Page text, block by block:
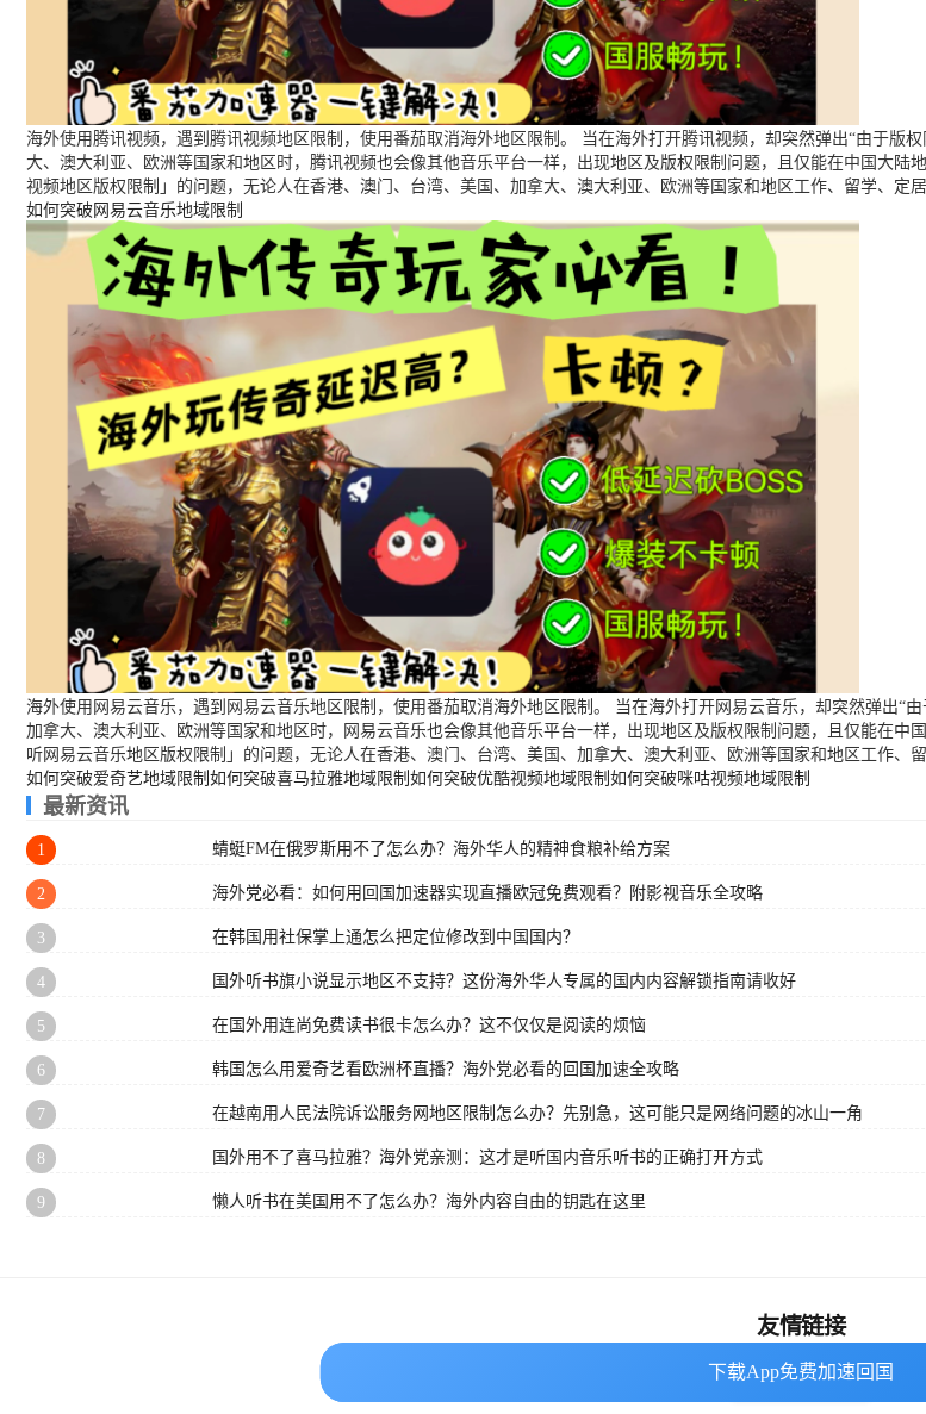
海外使用腾讯视频，遇到腾讯视频地区限制，使用番茄取消海外地区限制。 当在海外打开腾讯视频，却突然弹出“由于版
大、澳大利亚、欧洲等国家和地区时，腾讯视频也会像其他音乐平台一样，出现地区及版权限制问题，且仅能在中国大
视频地区版权限制」的问题，无论人在香港、澳门、台湾、美国、加拿大、澳大利亚、欧洲等国家和地区工作、留学、定
如何突破网易云音乐地域限制
海外使用网易云音乐，遇到网易云音乐地区限制，使用番茄取消海外地区限制。 当在海外打开网易云音乐，却突然弹出“
加拿大、澳大利亚、欧洲等国家和地区时，网易云音乐也会像其他音乐平台一样，出现地区及版权限制问题，且仅能在
听网易云音乐地区版权限制」的问题，无论人在香港、澳门、台湾、美国、加拿大、澳大利亚、欧洲等国家和地区工作、
如何突破爱奇艺地域限制 如何突破喜马拉雅地域限制 如何突破优酷视频地域限制 如何突破咪咕视频地域限制
最新资讯
1 蜻蜓FM在俄罗斯用不了怎么办？海外华人的精神食粮补给方案
2 海外党必看：如何用回国加速器实现直播欧冠免费观看？附影视音乐全攻略
3 在韩国用社保掌上通怎么把定位修改到中国国内？
4 国外听书旗小说显示地区不支持？这份海外华人专属的国内内容解锁指南请收好
5 在国外用连尚免费读书很卡怎么办？这不仅仅是阅读的烦恼
6 韩国怎么用爱奇艺看欧洲杯直播？海外党必看的回国加速全攻略
7 在越南用人民法院诉讼服务网地区限制怎么办？先别急，这可能只是网络问题的冰山一角
8 国外用不了喜马拉雅？海外党亲测：这才是听国内音乐听书的正确打开方式
9 懒人听书在美国用不了怎么办？海外内容自由的钥匙在这里
下载App免费加速回国
下载App免费加速回国
友情链接
番茄加速器